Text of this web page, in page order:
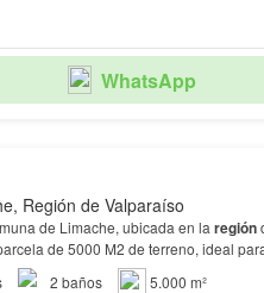
WhatsApp
Región de Valparaíso
de Limache, ubicada en la región
de 5000 M2 de terreno, ideal
para organizar reuniones…
2 baños
5.000 m²